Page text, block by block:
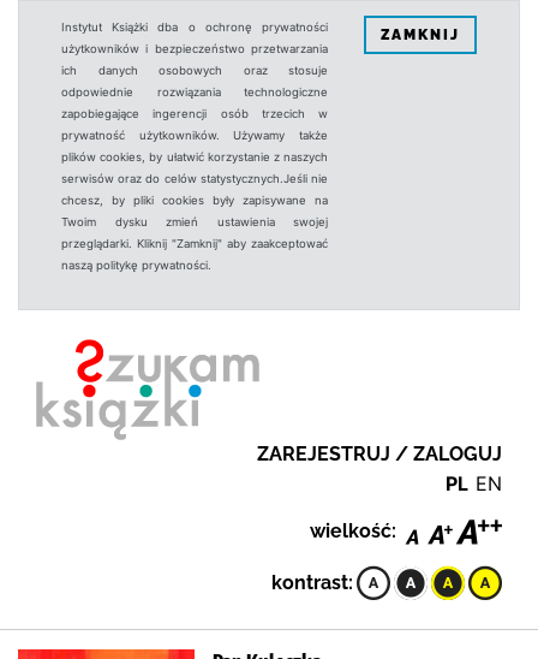
Instytut Książki dba o ochronę prywatności
użytkowników i bezpieczeństwo przetwarzania
ich danych osobowych oraz stosuje
odpowiednie rozwiązania technologiczne
zapobiegające ingerencji osób trzecich w
prywatność użytkowników. Używamy także
plików cookies, by ułatwić korzystanie z naszych
serwisów oraz do celów statystycznych.Jeśli nie
chcesz, by pliki cookies były zapisywane na
Twoim dysku zmień ustawienia swojej
przeglądarki. Kliknij "Zamknij" aby zaakceptować
naszą politykę prywatności.
ZAMKNIJ
ZAREJESTRUJ / ZALOGUJ
PL EN
wielkość:
kontrast: